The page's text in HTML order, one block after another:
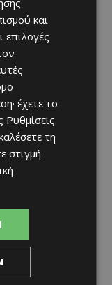
και
επιλογές
έχετε το
Ρυθμίσεις
τη
στιγμή